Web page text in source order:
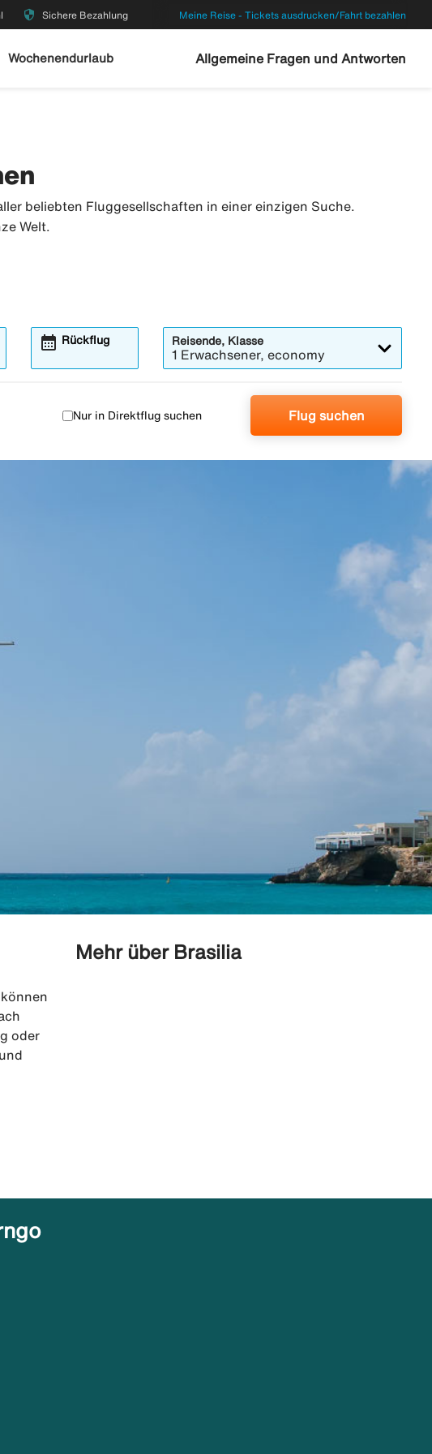
security Sichere Bezahlung Meine Reise - Tickets ausdrucken/Fahrt bezahlen
Wochenendurlaub Allgemeine Fragen und Antworten
beliebten Fluggesellschaften in einer einzigen Suche.
Welt.
Rückflug
calendar_month Reisende, Klasse
1 Erwachsener, economy
Nur in Direktflug suchen Flug suchen
oder
Mehr über Brasilia